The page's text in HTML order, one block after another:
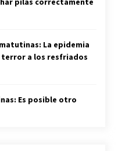
La epidemia
a los resfriados
Es posible otro